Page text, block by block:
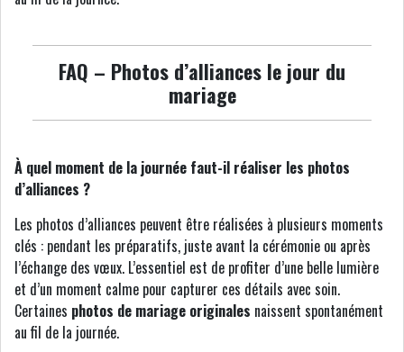
FAQ – Photos d’alliances le jour du
mariage
À quel moment de la journée faut-il réaliser les photos
d’alliances ?
Les photos d’alliances peuvent être réalisées à plusieurs moments
clés : pendant les préparatifs, juste avant la cérémonie ou après
l’échange des vœux. L’essentiel est de profiter d’une belle lumière
et d’un moment calme pour capturer ces détails avec soin.
Certaines photos de mariage originales naissent spontanément
au fil de la journée.